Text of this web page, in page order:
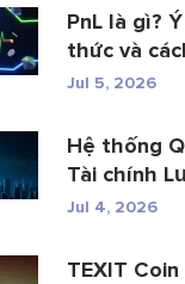
PnL là gì?
thức và
Jul 5, 2026
Hệ thống
Tài chính
s�...
Jul 4, 2026
TEXIT